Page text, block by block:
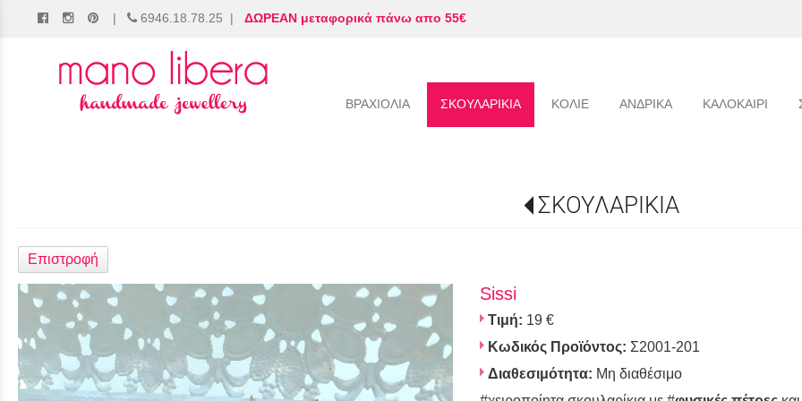
| 6946.18.78.25 | ΔΩΡΕΑΝ μεταφορικά πάνω απο 55€
ΒΡΑΧΙΟΛΙΑ ΣΚΟΥΛΑΡΙΚΙΑ ΚΟΛΙΕ ΑΝΔΡΙΚΑ ΚΑΛΟΚΑΙΡΙ
ΣΚΟΥΛΑΡΙΚΙΑ
Επιστροφή
Sissi
Τιμή: 19 €
Κωδικός Προϊόντος: Σ2001-201
Διαθεσιμότητα: Μη διαθέσιμο